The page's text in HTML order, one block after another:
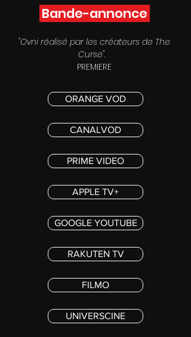
Bande-annonce
"Ovni réalisé par les créateurs de The
Curse".
PREMIERE
ORANGE VOD
CANALVOD
PRIME VIDEO
APPLE TV+
GOOGLE YOUTUBE
RAKUTEN TV
FILMO
UNIVERSCINE